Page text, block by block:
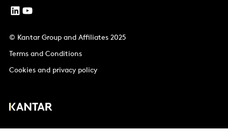
© Kantar Group and Affiliates 2025
Terms and Conditions
Cookies and privacy policy